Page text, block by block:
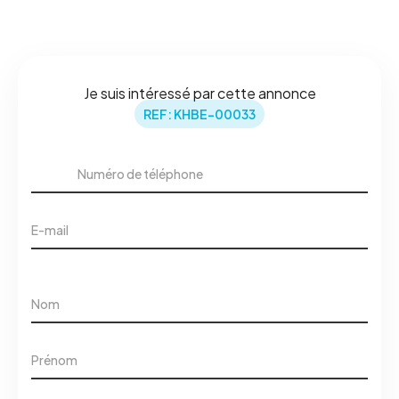
Je suis intéressé par cette annonce
REF: KHBE-00033